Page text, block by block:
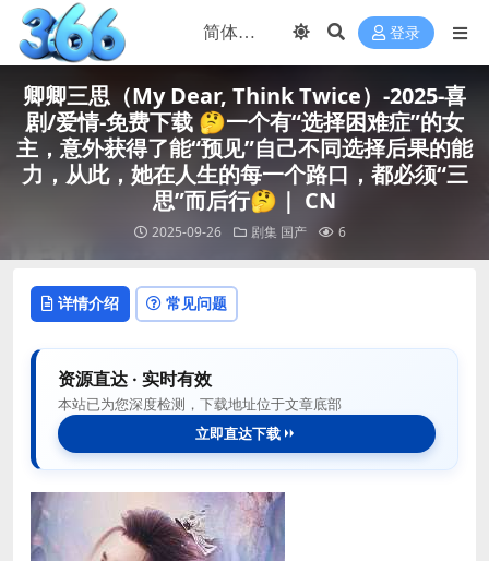
登录
卿卿三思（My Dear, Think Twice）-2025-喜
剧/爱情-免费下载 🤔一个有“选择困难症”的女
主，意外获得了能“预见”自己不同选择后果的能
力，从此，她在人生的每一个路口，都必须“三
思”而后行🤔｜ CN
2025-09-26 剧集 国产 6
详情介绍 常见问题
资源直达 · 实时有效
本站已为您深度检测，下载地址位于文章底部
立即直达下载